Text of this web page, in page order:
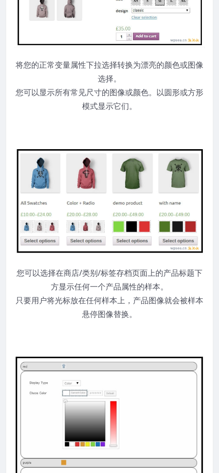
将您的正常变量属性下拉选择转换为漂亮的颜色或图像
选择。
您可以显示所有常见尺寸的图像或颜色。以圆形或方形
模式显示它们。
您可以选择在商店/类别/标签存档页面上的产品标题下
方显示任何一个产品属性的样本。
只要用户将光标放在任何样本上，产品图像就会被样本
悬停图像替换。